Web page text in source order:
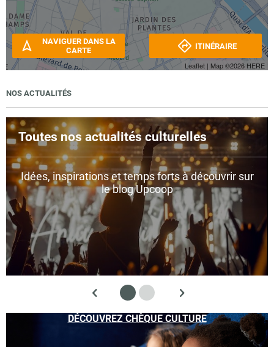
Leaflet | Map ©2026 HERE
NAVIGUER DANS LA
CARTE
ITINÉRAIRE
NOS ACTUALITÉS
Toutes nos actualités culturelles
Idées, inspirations et temps forts à découvrir sur
le blog Upcoop
DÉCOUVREZ CHÈQUE CULTURE